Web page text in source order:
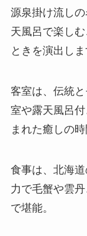
源泉掛け流し
天風呂で楽し
ときを演出しま
客室は、伝統
室や露天風呂
まれた癒しの
食事は、北海
力で毛蟹や雲
で堪能。